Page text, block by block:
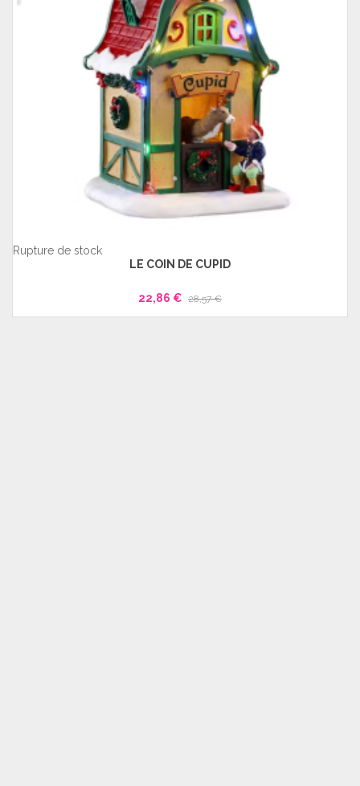
Rupture de stock
LE COIN DE CUPID
22,86 € 28,57 €